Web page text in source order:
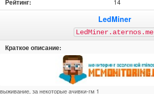
LedMiner
LedMiner.aternos.me
выживание, за некоторые ачивки-гм 1